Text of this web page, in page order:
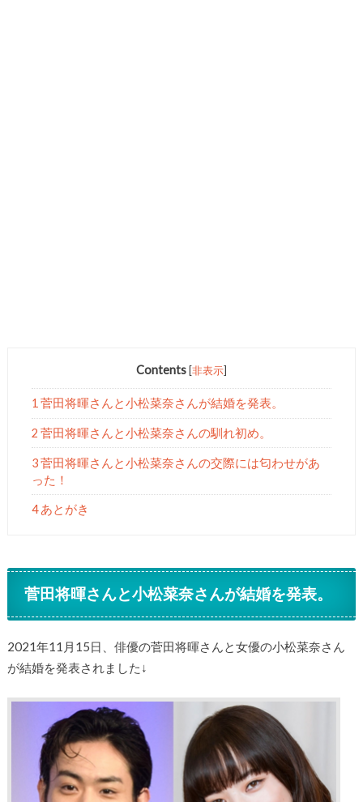
Contents [非表示]
1 菅田将暉さんと小松菜奈さんが結婚を発表。
2 菅田将暉さんと小松菜奈さんの馴れ初め。
3 菅田将暉さんと小松菜奈さんの交際には匂わせがあ
った！
4 あとがき
菅田将暉さんと小松菜奈さんが結婚を発表。
2021年11月15日、俳優の菅田将暉さんと女優の小松菜奈さん
が結婚を発表されました↓